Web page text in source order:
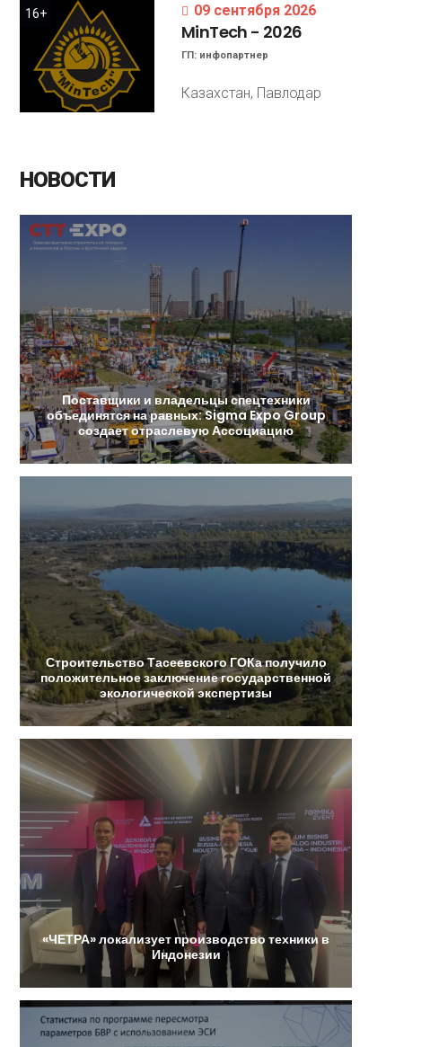
16+ 09 сентября 2026
MinTech - 2026
ГП: инфопартнер
Казахстан, Павлодар
НОВОСТИ
Поставщики и владельцыспецтехники
объединятсянаравных:SigmaExpoGroup
создаетотраслевуюАссоциацию
СтроительствоТасеевскогоГОКаполучило
положительноезаключениегосударственной
экологическойэкспертизы
«ЧЕТРА»локализует производство техникив
Индонезии